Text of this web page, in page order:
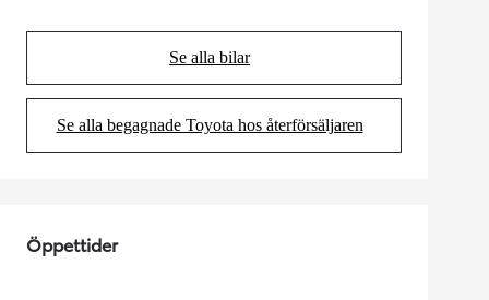
Se alla bilar
(Opens in new tab)
Se alla begagnade Toyota hos återförsäljaren
(Opens in new tab)
Öppettider